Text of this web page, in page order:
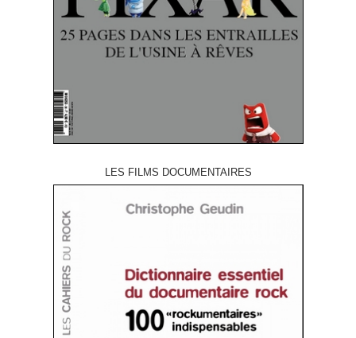
LES FILMS DOCUMENTAIRES